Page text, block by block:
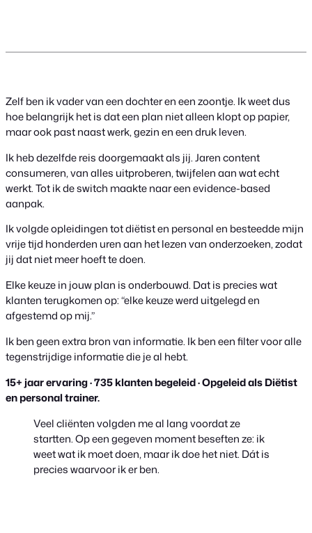
Zelf ben ik vader van een dochter en een zoontje. Ik weet dus
hoe belangrijk het is dat een plan niet alleen klopt op papier,
maar ook past naast werk, gezin en een druk leven.
Ik heb dezelfde reis doorgemaakt als jij. Jaren content
consumeren, van alles uitproberen, twijfelen aan wat echt
werkt. Tot ik de switch maakte naar een evidence-based
aanpak.
Ik volgde opleidingen tot diëtist en personal en besteedde mijn
vrije tijd honderden uren aan het lezen van onderzoeken, zodat
jij dat niet meer hoeft te doen.
Elke keuze in jouw plan is onderbouwd. Dat is precies wat
klanten terugkomen op: “elke keuze werd uitgelegd en
afgestemd op mij.”
Ik ben geen extra bron van informatie. Ik ben een filter voor alle
tegenstrijdige informatie die je al hebt.
15+ jaar ervaring · 735 klanten begeleid · Opgeleid als Diëtist
en personal trainer.
Veel cliënten volgden me al lang voordat ze
startten. Op een gegeven moment beseften ze: ik
weet wat ik moet doen, maar ik doe het niet. Dát is
precies waarvoor ik er ben.